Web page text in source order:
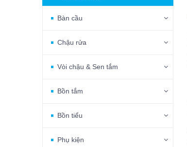
Bàn cầu
Chậu rửa
Vòi chậu & Sen tắm
Bồn tắm
Bồn tiểu
Phụ kiện